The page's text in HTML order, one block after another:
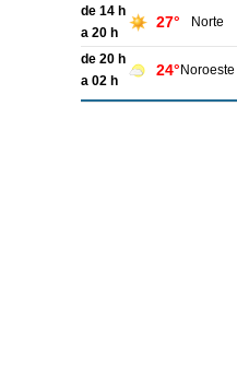
de 14 h
a 20 h
27° Norte
de 20 h
a 02 h
24° Noroeste